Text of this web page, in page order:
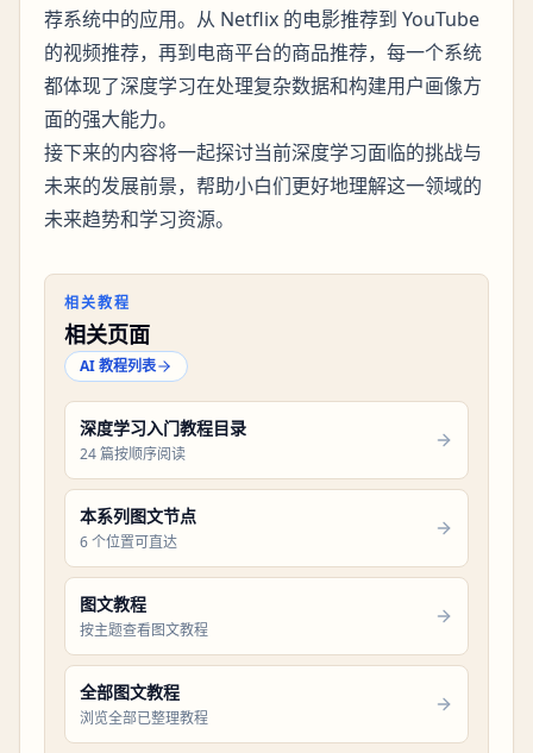
荐系统中的应用。从 Netflix 的电影推荐到 YouTube
的视频推荐，再到电商平台的商品推荐，每一个系统
都体现了深度学习在处理复杂数据和构建用户画像方
面的强大能力。
接下来的内容将一起探讨当前深度学习面临的挑战与
未来的发展前景，帮助小白们更好地理解这一领域的
未来趋势和学习资源。
相关教程
相关页面
AI 教程列表
深度学习入门教程目录
24 篇按顺序阅读
本系列图文节点
6 个位置可直达
图文教程
按主题查看图文教程
全部图文教程
浏览全部已整理教程